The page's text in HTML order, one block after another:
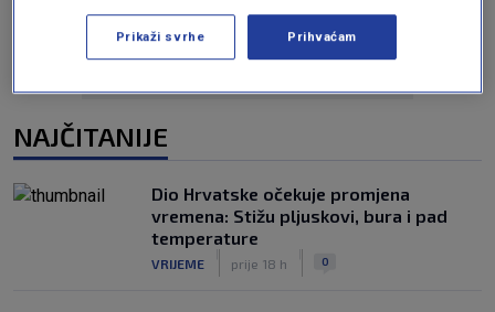
NAJČITANIJE
Dio Hrvatske očekuje promjena
vremena: Stižu pljuskovi, bura i pad
temperature
VRIJEME prije 18 h 0
Prikaži svrhe Prihvaćam